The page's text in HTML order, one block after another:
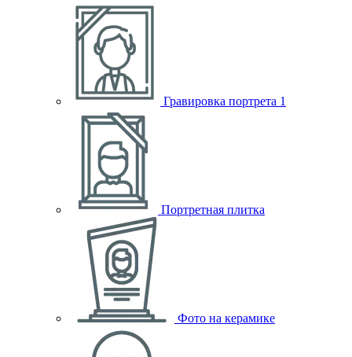
Гравировка портрета 1
Портретная плитка
Фото на керамике